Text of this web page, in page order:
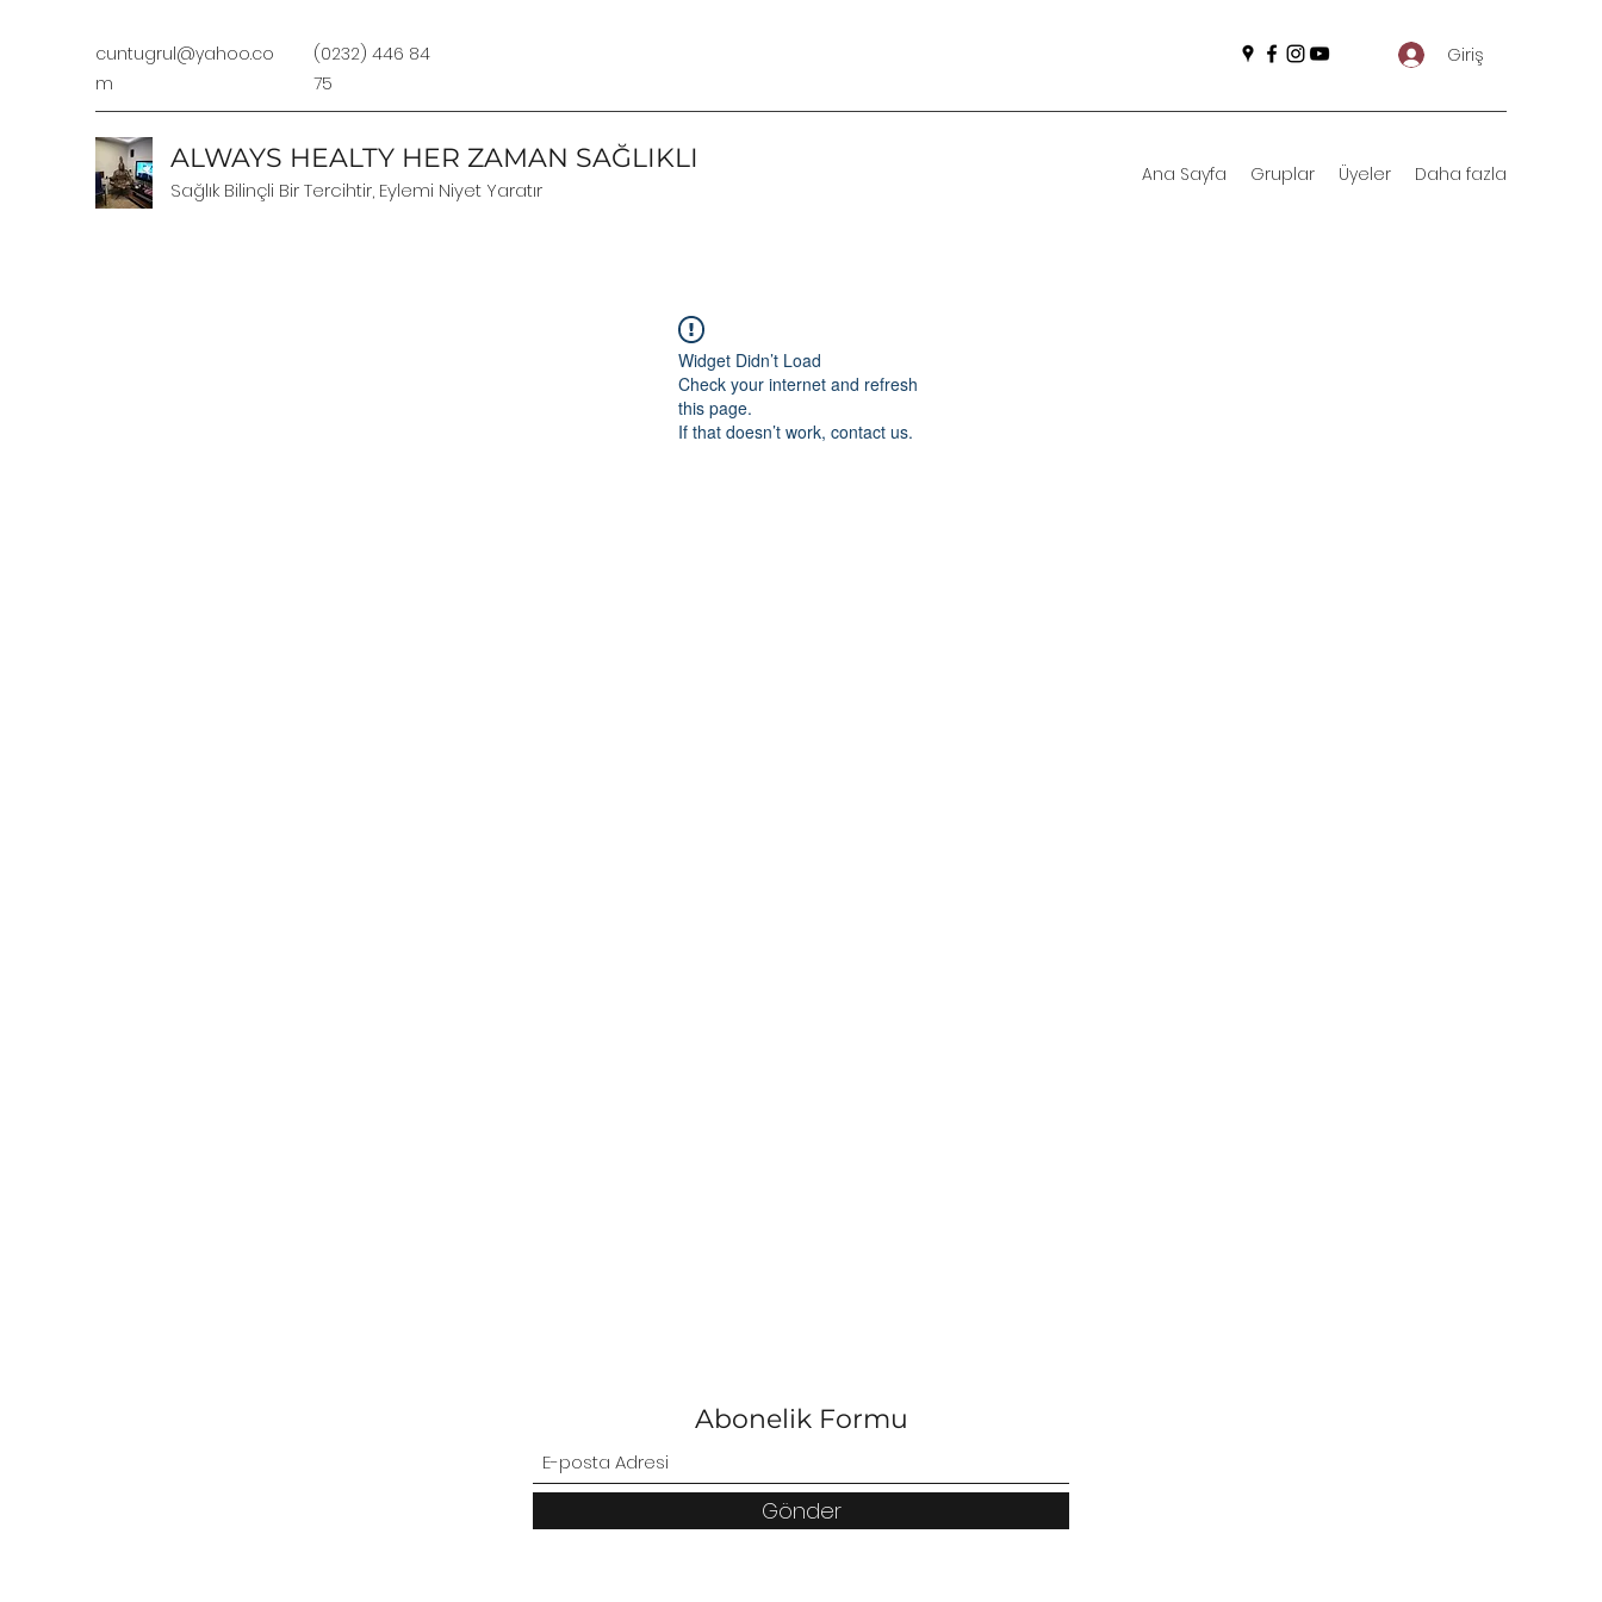
cuntugrul@yahoo.co
m
(0232) 446 84
75
Giriş
ALWAYS HEALTY HER ZAMAN SAĞLIKLI
Sağlık Bilinçli Bir Tercihtir, Eylemi Niyet Yaratır
Ana Sayfa Gruplar Üyeler Daha fazla
Widget Didn’t Load
Check your internet and refresh
this page.
If that doesn’t work, contact us.
Abonelik Formu
Gönder